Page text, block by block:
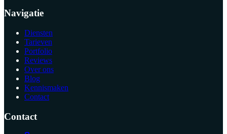
Navigatie
Diensten
Tarieven
Portfolio
Reviews
Over ons
Blog
Kennismaken
Contact
Contact